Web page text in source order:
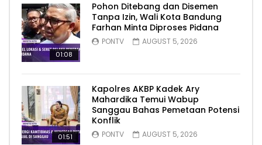
01:08
Pohon Ditebang dan Disemen
Tanpa Izin, Wali Kota Bandung
Farhan Minta Diproses Pidana
PONTV AUGUST 5, 2026
01:51
Kapolres AKBP Kadek Ary
Mahardika Temui Wabup
Sanggau Bahas Pemetaan Potensi
Konflik
PONTV AUGUST 5, 2026